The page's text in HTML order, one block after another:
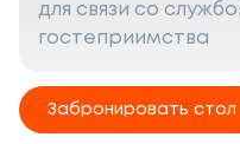
для связи со
гостеприимства
Забронировать стол